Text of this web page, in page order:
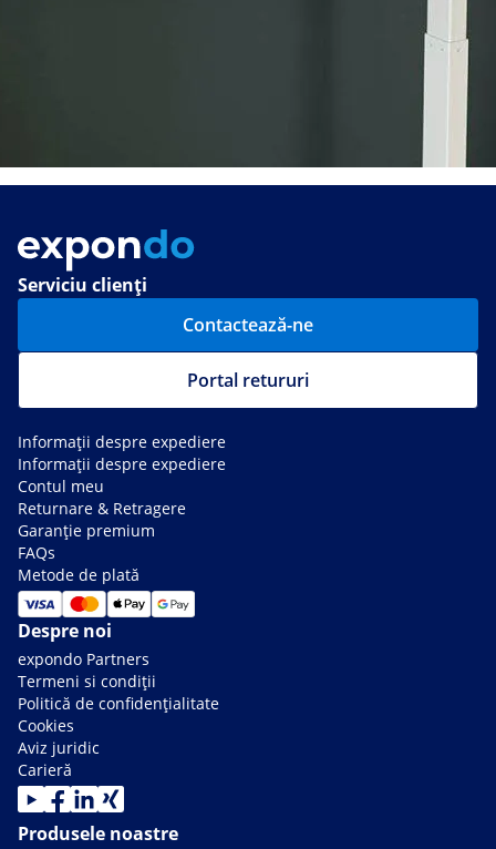
Serviciu clienți
Contactează-ne
Portal retururi
Informații despre expediere
Informații despre expediere
Contul meu
Returnare & Retragere
Garanție premium
FAQs
Metode de plată
Despre noi
expondo Partners
Termeni si condiții
Politică de confidențialitate
Cookies
Aviz juridic
Carieră
Produsele noastre